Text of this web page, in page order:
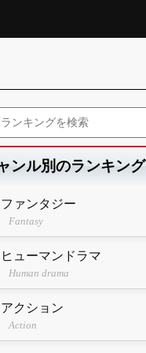
ンル別のランキング
ファンタジー
Fantasy
ヒューマンドラマ
Human drama
アクション
Action